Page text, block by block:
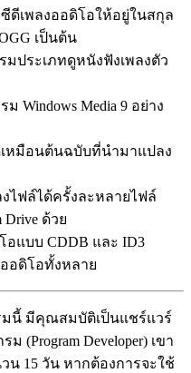
ดีเพลงออดิโอให้อยู่ในสกุล
เป็นต้น
มประเภทดูหนังฟังเพลงตัว
Windows Media 9 อย่าง
หมือนต้นฉบับที่นำมาแปลง
ไฟล์ได้ครั้งละหลายไฟล์
Drive ด้วย
อแบบ CDDB และ ID3
อดิโอทั้งหลาย
มนี้ มีคุณสมบัติเป็นแชร์แวร์
(Program Developer) เขา
น 15 วัน หากต้องการจะใช้